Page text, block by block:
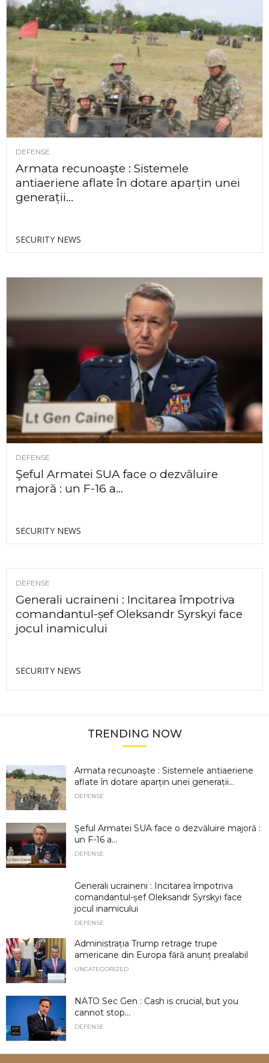
DEFENSE
Armata recunoaşte : Sistemele
antiaeriene aflate în dotare aparțin unei
generații...
SECURITY NEWS
DEFENSE
Şeful Armatei SUA face o dezvăluire
majoră : un F-16 a...
SECURITY NEWS
DEFENSE
Generali ucraineni : Incitarea împotriva
comandantul-șef Oleksandr Syrskyi face
jocul inamicului
SECURITY NEWS
TRENDING NOW
Armata recunoaşte : Sistemele antiaeriene
aflate în dotare aparțin unei generații...
DEFENSE
Şeful Armatei SUA face o dezvăluire majoră :
un F-16 a...
DEFENSE
Generali ucraineni : Incitarea împotriva
comandantul-șef Oleksandr Syrskyi face
jocul inamicului
DEFENSE
Administrația Trump retrage trupe
americane din Europa fără anunț prealabil
UNCATEGORIZED
NATO Sec Gen : Cash is crucial, but you
cannot stop...
DEFENSE